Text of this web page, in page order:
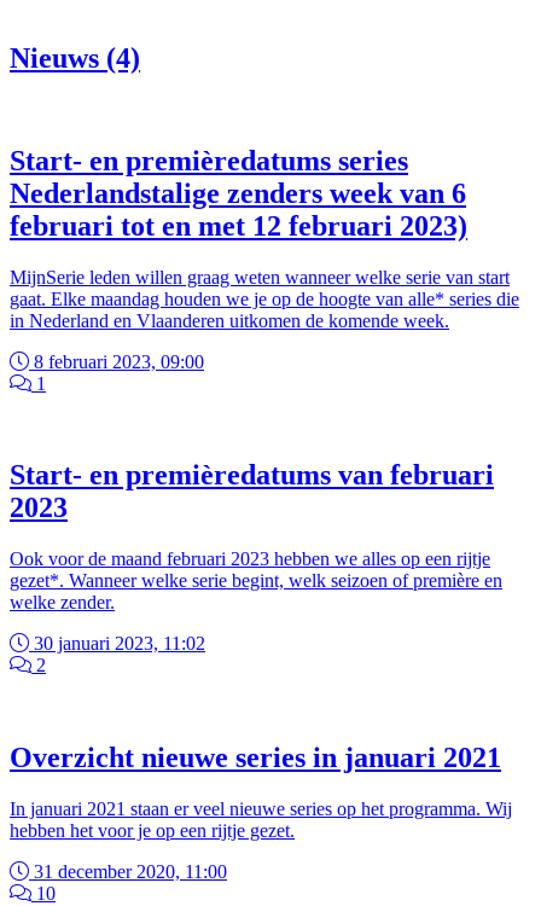
Nieuws (4)
Start- en premièredatums series
Nederlandstalige zenders week van 6
februari tot en met 12 februari 2023)
MijnSerie leden willen graag weten wanneer welke serie van start
gaat. Elke maandag houden we je op de hoogte van alle* series die
in Nederland en Vlaanderen uitkomen de komende week.
8 februari 2023, 09:00
1
Start- en premièredatums van februari
2023
Ook voor de maand februari 2023 hebben we alles op een rijtje
gezet*. Wanneer welke serie begint, welk seizoen of première en
welke zender.
30 januari 2023, 11:02
2
Overzicht nieuwe series in januari 2021
In januari 2021 staan er veel nieuwe series op het programma. Wij
hebben het voor je op een rijtje gezet.
31 december 2020, 11:00
10